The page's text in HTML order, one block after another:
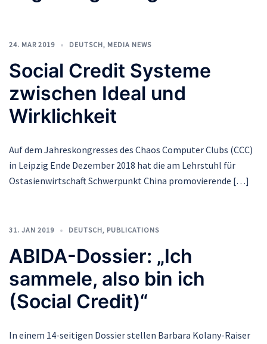
24. MAR 2019 DEUTSCH, MEDIA NEWS
Social Credit Systeme
zwischen Ideal und
Wirklichkeit
Auf dem Jahreskongresses des Chaos Computer Clubs (CCC)
in Leipzig Ende Dezember 2018 hat die am Lehrstuhl für
Ostasienwirtschaft Schwerpunkt China promovierende […]
31. JAN 2019 DEUTSCH, PUBLICATIONS
ABIDA-Dossier: „Ich
sammele, also bin ich
(Social Credit)“
In einem 14-seitigen Dossier stellen Barbara Kolany-Raiser